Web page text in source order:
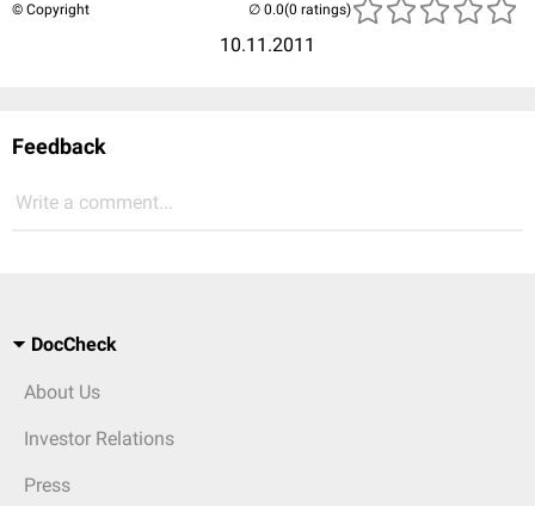
© Copyright
10.11.2011
(0 ratings)
Feedback
Write a comment...
DocCheck
About Us
Investor Relations
Press